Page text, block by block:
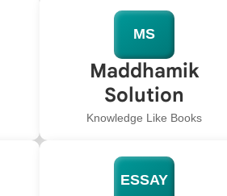
MS
Maddhamik
Solution
Knowledge Like Books
ESSAY